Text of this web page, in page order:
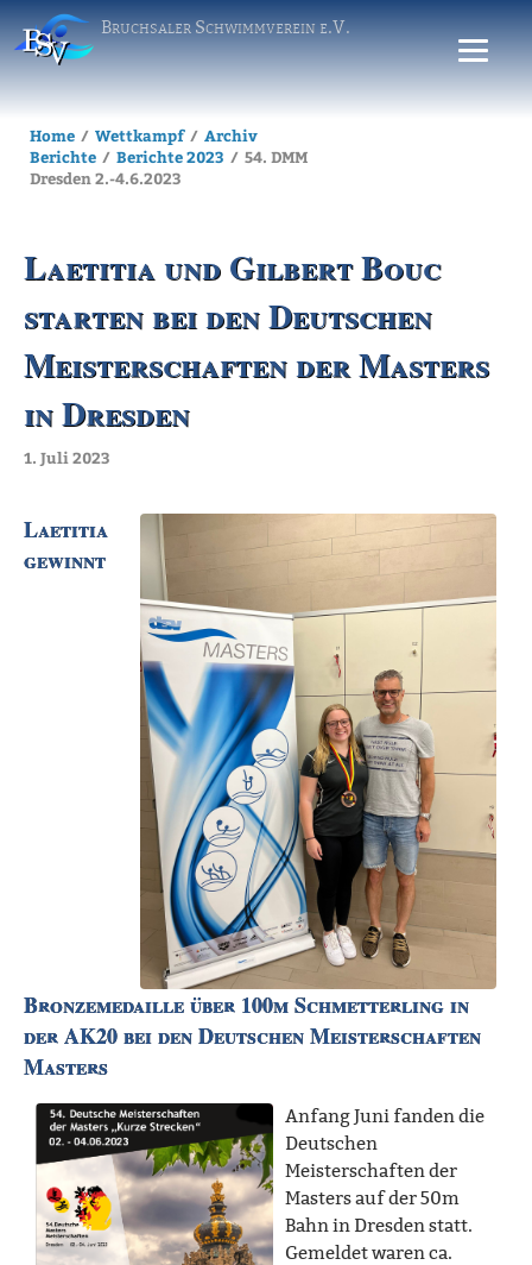
Bruchsaler Schwimmverein e.V.
Home Wettkampf
Archiv
Berichte
Berichte 2023
54. DMM
Dresden 2.-4.6.2023
Laetitia und Gilbert Bouc
starten bei den Deutschen
Meisterschaften der Masters
in Dresden
1. Juli 2023
Laetitia
gewinnt
Bronzemedaille über 100m Schmetterling in
der AK20 bei den Deutschen Meisterschaften
Masters
Anfang Juni fanden die
Deutschen
Meisterschaften der
Masters auf der 50m
Bahn in Dresden statt.
Gemeldet waren ca.